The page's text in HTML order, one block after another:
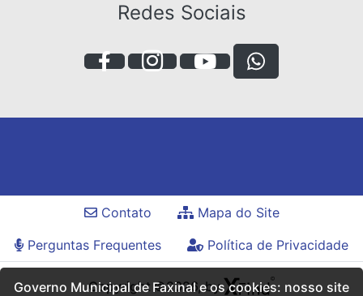
Redes Sociais
Contato
Mapa do Site
Perguntas Frequentes
Política de Privacidade
Copyright ©2026, by
Governo Municipal de Faxinal e os cookies: nosso site